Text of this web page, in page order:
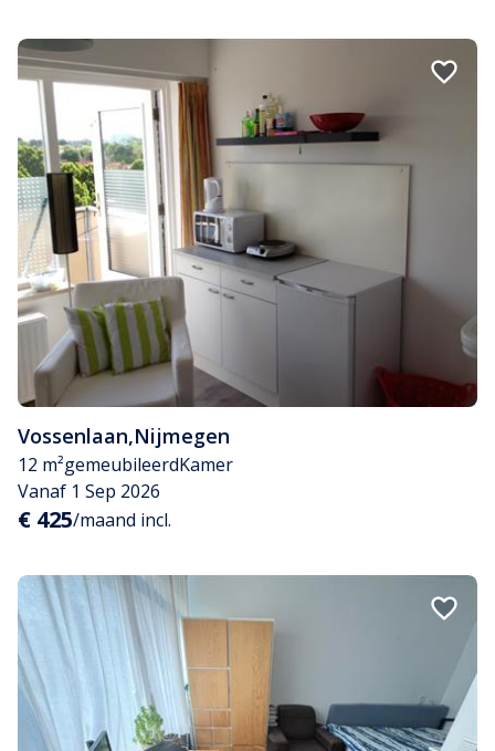
Vossenlaan,Nijmegen
12 m²gemeubileerdKamer
Vanaf 1 Sep 2026
€ 425/maand incl.